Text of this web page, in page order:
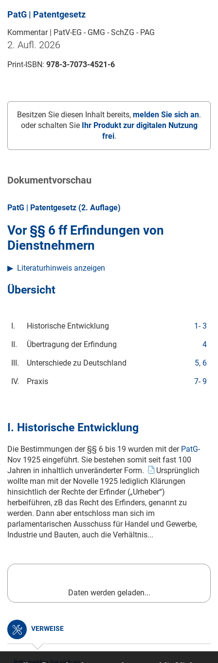
PatG | Patentgesetz
Kommentar | PatV-EG - GMG - SchZG - PAG
2. Aufl. 2026
Print-ISBN: 978-3-7073-4521-6
Besitzen Sie diesen Inhalt bereits, melden Sie sich an.
oder schalten Sie
Ihr Produkt zur digitalen Nutzung
frei.
Dokumentvorschau
PatG | Patentgesetz (2. Auflage)
Vor §§ 6 ff Erfindungen von
Dienstnehmern
Literaturhinweis anzeigen
Übersicht
I. Historische Entwicklung 1 - 3
II.
Übertragung der Erfindung
4
III.
Unterschiede zu Deutschland 5, 6
IV.
Praxis 7- 9
I. Historische Entwicklung
Die Bestimmungen der §§ 6 bis 19 wurden mit der PatG-
Nov 1925 eingeführt. Sie bestehen somit seit fast 100
Jahren in inhaltlich unveränderter Form.
Ursprünglich
wollte man mit der Novelle 1925 lediglich Klärungen
hinsichtlich der Rechte der Erfinder („Urheber“)
herbeiführen, zB das Recht des Erfinders, genannt zu
werden. Dann aber entschloss man sich im
parlamentarischen Ausschuss für Handel und Gewerbe,
Industrie und Bauten, auch die Verhältnis...
Daten werden geladen...
VERWEISE